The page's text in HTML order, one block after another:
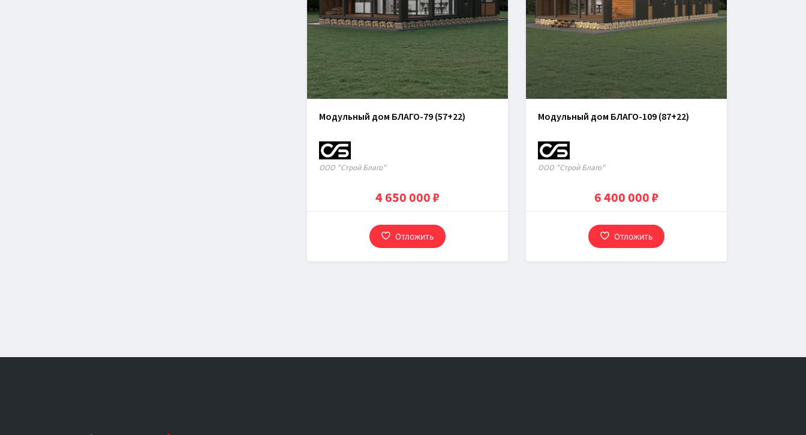
Модульный дом БЛАГО-79 (57+22)
OOO "Строй Благо"
4 650 000 ₽
Отложить
Модульный дом БЛАГО-109 (87+22)
OOO "Строй Благо"
6 400 000 ₽
Отложить